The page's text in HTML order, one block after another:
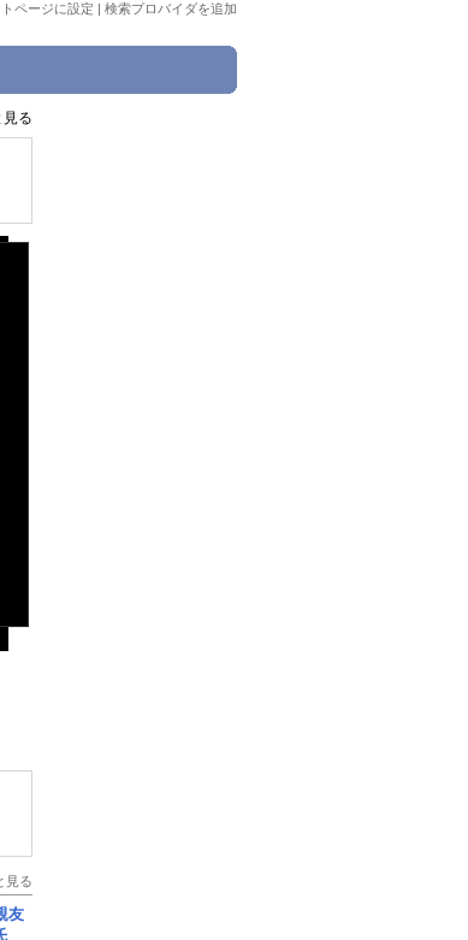
ページに設定 | 検索プロバイダを追加
見る
見る
友